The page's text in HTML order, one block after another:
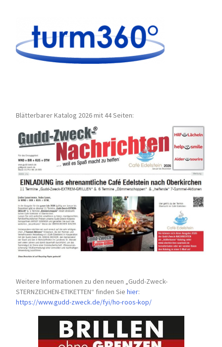
Blätterbarer Katalog 2026 mit 44 Seiten:
Weitere Informationen zu den neuen „Gudd-Zweck-
STERNZEICHEN-ETIKETTEN“ finden Siehier:
https://www.gudd-zweck.de/fyi/ho-roos-kop/